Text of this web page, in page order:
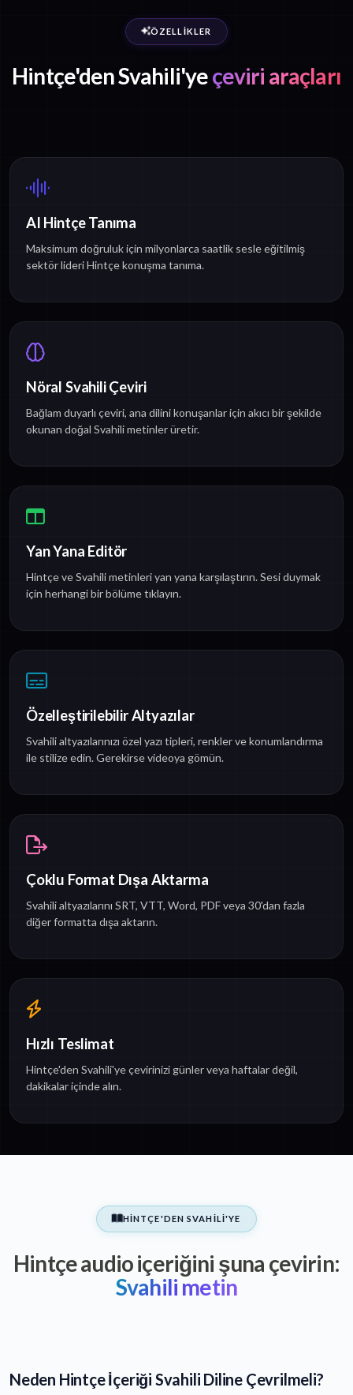
ÖZELLIKLER
Hintçe'den Svahili'yeçeviri araçları
AI Hintçe Tanıma
Maksimum doğruluk için milyonlarca saatlik sesle eğitilmiş
sektör lideri Hintçe konuşma tanıma.
Nöral Svahili Çeviri
Bağlam duyarlı çeviri, ana dilini konuşanlar için akıcı bir şekilde
okunan doğal Svahili metinler üretir.
Yan Yana Editör
Hintçe ve Svahili metinleri yan yana karşılaştırın. Sesi duymak
için herhangi bir bölüme tıklayın.
Özelleştirilebilir Altyazılar
Svahili altyazılarınızı özel yazı tipleri, renkler ve konumlandırma
ile stilize edin. Gerekirse videoya gömün.
Çoklu Format Dışa Aktarma
Svahili altyazılarını SRT, VTT, Word, PDF veya 30'dan fazla
diğer formatta dışa aktarın.
Hızlı Teslimat
Hintçe'den Svahili'ye çevirinizi günler veya haftalar değil,
dakikalar içinde alın.
HINTÇE'DEN SVAHILI'YE
Hintçe audio içeriğini şuna çevirin:
Svahili metin
Neden Hintçe İçeriği Svahili Diline Çevrilmeli?